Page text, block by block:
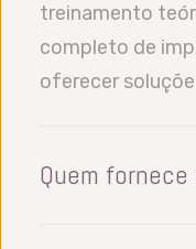
treinamento
completo de
oferecer
Quem